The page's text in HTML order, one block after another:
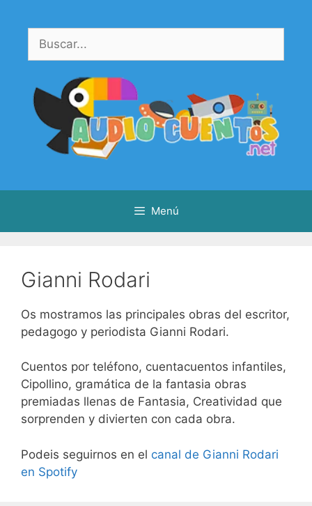
contenido
Buscar:
Menú
Gianni Rodari
Os mostramos las principales obras del escritor,
pedagogo y periodista Gianni Rodari.
Cuentos por teléfono, cuentacuentos infantiles,
Cipollino, gramática de la fantasia obras
premiadas llenas de Fantasia, Creatividad que
sorprenden y divierten con cada obra.
Podeis seguirnos en el canal de Gianni Rodari
en Spotify